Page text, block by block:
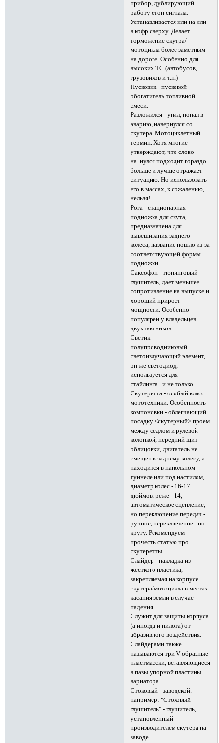
прибор, дублирующий
работу стоп сигнала.
Устанавливается или на или
в кофр сверху. Делает
торможение скутра/
мотоцикла более заметным
на дороге. Особенно для
высоких ТС (автобусов,
грузовиков и т.п.)
Пусковик - пусковой
обогатитель топливной
смеси.
Разложился - упал, попал в
аварию, навернулся со
скутера. Мотоциклетный
термин. Хотя многие
утверждают, что слово
на..нулся подходит гораздо
больше и лучше отражает
ситуацию. Но использовать
его в массах, к сожалению,
нельзя!
Рога - стационарная
подножка для скута,
предназначена для
вывешивания заднего
колеса, название пошло из-за
соответствующей формы
подножки
Саксофон - тюнинговый
глушитель, дает меньшее
сопротивление на выпуске и
хороший прирост
мощности. Особенно
популярен у владельцев
двухтактников.
Светик -
полупроводниковый
светоизлучающий элемент,
он же светодиод,
используется для
стайлинга...и не только
Скутеретта - особый класс
мототехники. Особенность
компоновки - облегчающий
посадку <скутерный> проем
между седлом и рулевой
колонкой, передний щит
облицовки, двигатель не
смещен к заднему колесу, а
находится в напольном
туннеле или под настилом,
диаметр колес - 16-17
дюймов, реже - 14,
автоматическое сцепление,
но переключение передач -
ручное, переключение - по
кругу. Рекомендуем
прочесть статью про
скутеретты.
Слайдер - накладка из
жесткого пластика,
закрепляемая на корпусе
скутера/мотоцикла в местах
касания земли в случае
падения.
Служит для защиты корпуса
(а иногда и пилота) от
абразивного воздействия.
Слайдерами также
называются три V-образные
пластмасски, вставляющиеся
в пазы упорной пластины
вариатора.
Стоковый - заводской.
например: "Стоковый
глушитель" - глушитель,
установленный
производителем скутера на
заводе.